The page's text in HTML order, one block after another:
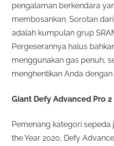
pengalaman berkendara
membosankan. Sorotan
adalah kumpulan grup
Pergeserannya halus
menggunakan gas penuh,
menghentikan Anda dengan
Giant Defy Advanced Pro 2
Pemenang kategori sepeda
the Year 2020, Defy